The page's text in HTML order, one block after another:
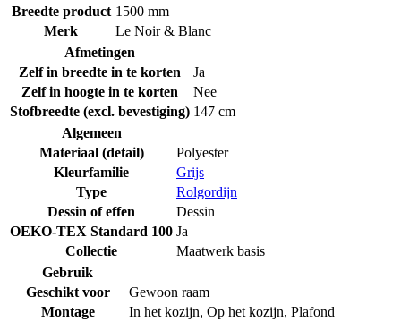
Breedte product 1500 mm
Merk
Le Noir & Blanc
Afmetingen
Zelf in breedte in te korten
Ja
Zelf in hoogte in te korten
Nee
Stofbreedte (excl. bevestiging) 147 cm
Algemeen
Materiaal (detail)
Polyester
Kleurfamilie
Grijs
Type
Rolgordijn
Dessin of effen
Dessin
OEKO-TEX Standard 100 Ja
Collectie
Maatwerk basis
Gebruik
Geschikt voor
Gewoon raam
Montage
In het kozijn, Op het kozijn, Plafond